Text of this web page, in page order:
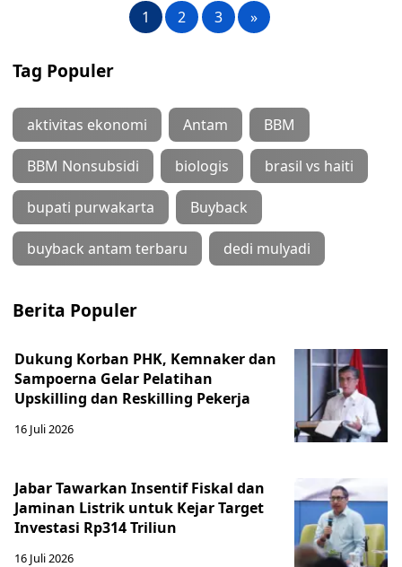
1 2 3 »
Tag Populer
aktivitas ekonomi Antam BBM
BBM Nonsubsidi biologis brasil vs haiti
bupati purwakarta Buyback
buyback antam terbaru dedi mulyadi
Berita Populer
Dukung Korban PHK, Kemnaker dan
Sampoerna Gelar Pelatihan
Upskilling dan Reskilling Pekerja
16 Juli 2026
Jabar Tawarkan Insentif Fiskal dan
Jaminan Listrik untuk Kejar Target
Investasi Rp314 Triliun
16 Juli 2026